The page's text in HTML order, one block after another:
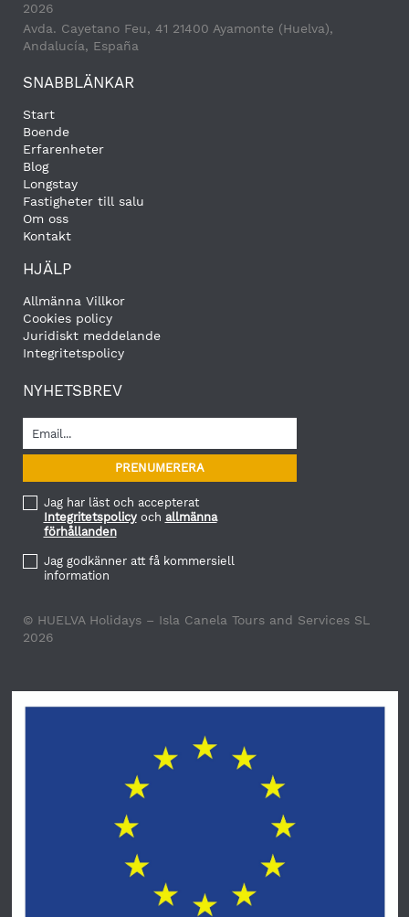
2026
Avda. Cayetano Feu, 41 21400 Ayamonte (Huelva),
Andalucía, España
SNABBLÄNKAR
Start
Boende
Erfarenheter
Blog
Longstay
Fastigheter till salu
Om oss
Kontakt
HJÄLP
Allmänna Villkor
Cookies policy
Juridiskt meddelande
Integritetspolicy
NYHETSBREV
Jag har läst och accepterat
Integritetspolicyoch allmänna
förhållanden
Jag godkänner att få kommersiell
information
© HUELVA Holidays – Isla Canela Tours and Services SL
2026